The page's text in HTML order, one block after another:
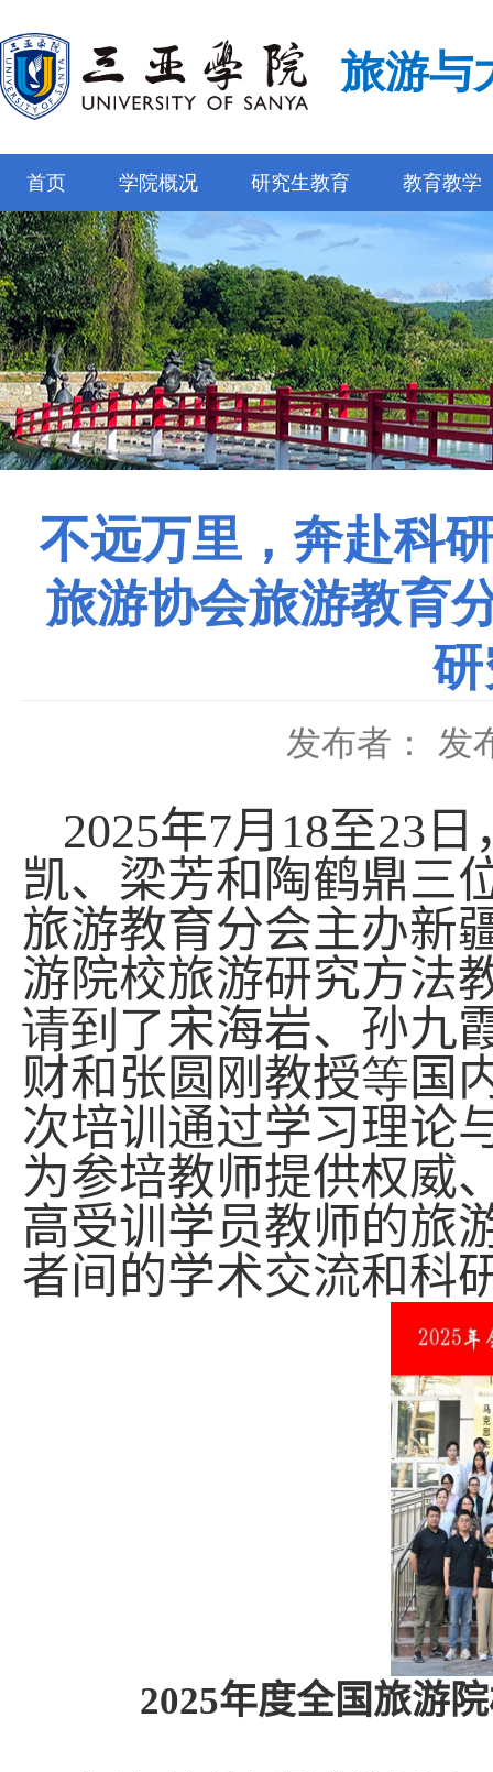
旅游与
首页 学院概况 研究生教育 教育教学
不远万里，奔赴科
旅游协会旅游教育
发布者： 发
2025年7月 18至23 日
凯、梁芳和陶鹤鼎三
旅游教育分会主办新
游院校旅游研究方法
请到了宋海岩、孙九
财和张圆刚教授等国
次培训通过学习理论
为参培教师提供权威
高受训学员教师的旅
者间的学术交流和科
2025年度全国旅游